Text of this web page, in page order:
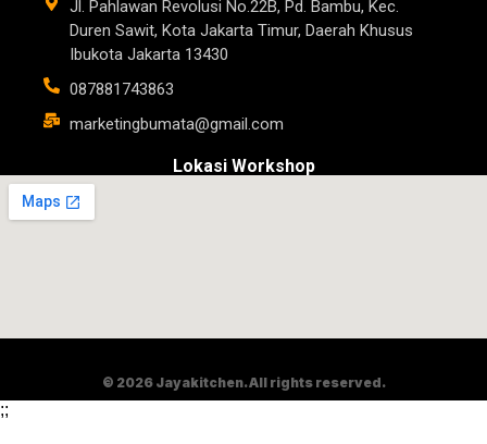
Jl. Pahlawan Revolusi No.22B, Pd. Bambu, Kec.
Duren Sawit, Kota Jakarta Timur, Daerah Khusus
Ibukota Jakarta 13430
087881743863
marketingbumata@gmail.com
Lokasi Workshop
© 2026 Jayakitchen. All rights reserved.
;;